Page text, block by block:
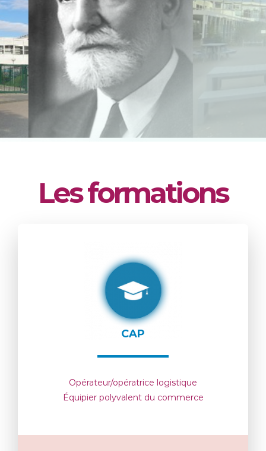
Les formations
CAP
Opérateur/opératrice logistique
Équipier polyvalent du commerce